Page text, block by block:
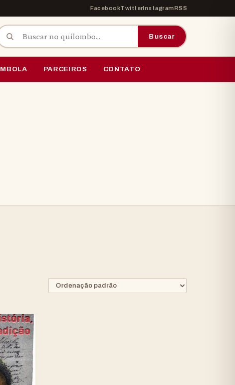
FacebookTwitterInstagramRSS
por: Buscar
PARCEIROS CONTATO